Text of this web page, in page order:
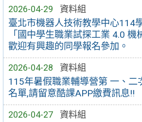
2026-04-29 資料組
臺北市機器人技術教學中心114
「國中學生職業試探工業 4.0 機
歡迎有興趣的同學報名參加。
2026-04-28 資料組
115年暑假職業輔導營第 一、二
名單,請留意酷課APP繳費訊息!!
2026-04-27 資料組